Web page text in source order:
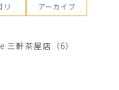
リ アーカイブ
三軒茶屋店 （6）